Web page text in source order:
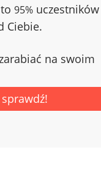
95% uczestników
Ciebie.
na swoim